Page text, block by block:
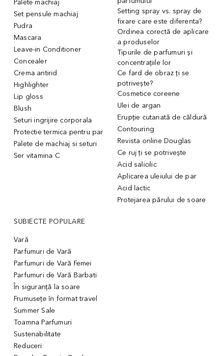
Palete machiaj
Set pensule machiaj
Pudra
Mascara
Leave-in Conditioner
Concealer
Crema antirid
Highlighter
Lip gloss
Blush
Seturi ingrijire corporala
Protectie termica pentru par
Palete de machiaj si seturi
Ser vitamina C
Setting spray vs. spray de
fixare care este diferenta?
Ordinea corectă de aplicare
a produselor
Tipurile de parfumuri și
concentrațiile lor
Ce fard de obraz ți se
potrivește?
Cosmetice coreene
Ulei de argan
Erupție cutanată de căldură
Contouring
Revista online Douglas
Ce ruj ți se potrivește
Acid salicilic
Aplicarea uleiului de par
Acid lactic
Protejarea părului de soare
SUBIECTE POPULARE
Vară
Parfumuri de Vară
Parfumuri de Vară Femei
Parfumuri de Vară Barbati
În siguranță la soare
Frumusețe în format travel
Summer Sale
Toamna Parfumuri
Sustenabilitate
Reduceri